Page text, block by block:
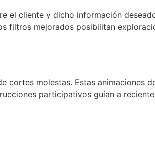
el cliente y dicho información
filtros mejorados posibilitan
cortes molestas. Estas animaciones
participativos guían a